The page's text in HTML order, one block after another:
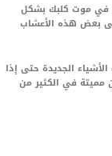
في موت كلبك بشكل
بعض هذه الأعشاب
الجديدة حتى إذا
مميتة في الكثير من